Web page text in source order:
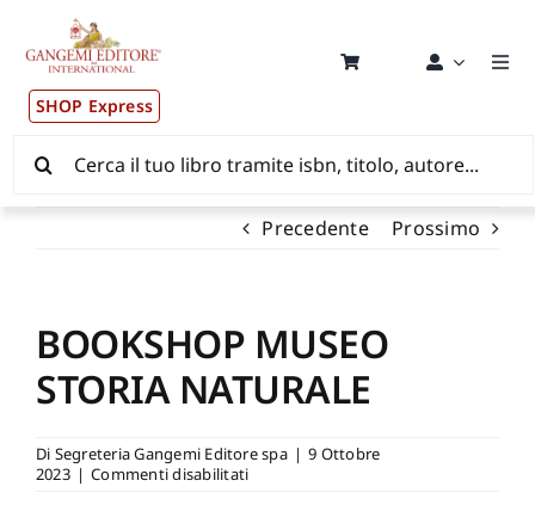
contenuto
SHOP Express
Pubblicazioni
News ed Eventi
CONSIP / MEPA / ANVUR / CINECA
per:
Precedente Prossimo
BOOKSHOP MUSEO
STORIA NATURALE
Di Segreteria Gangemi Editore spa | 9 Ottobre
2023 | Commenti disabilitatisu